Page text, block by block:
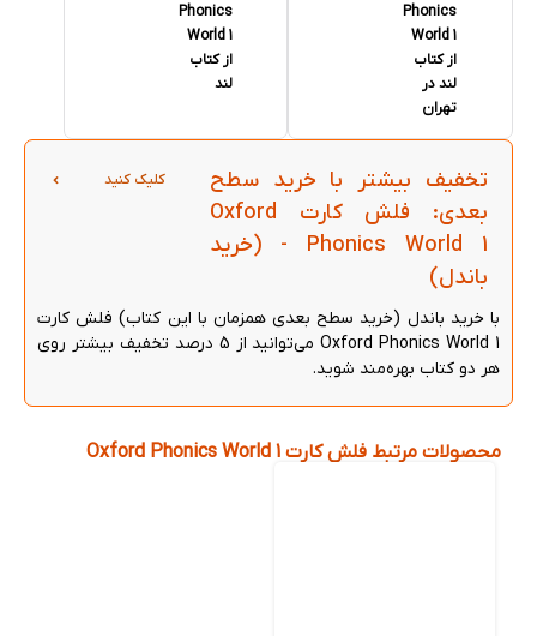
Phonics
World 1
از کتاب
لند در
تهران
Phonics
World 1
از کتاب
لند
تخفیف بیشتر با خرید سطح
بعدی: فلش کارت Oxford
Phonics World 1 - (خرید
باندل)
کلیک کنید
با خرید باندل (خرید سطح بعدی همزمان با این کتاب) فلش کارت
Oxford Phonics World 1 می‌توانید از 5 درصد تخفیف بیشتر روی
هر دو کتاب بهره‌مند شوید.
محصولات مرتبط فلش کارت Oxford Phonics World 1